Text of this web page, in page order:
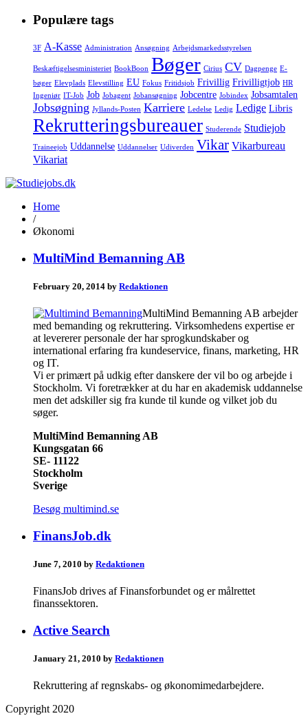
Populære tags
3F A-Kasse Administration Ansøgning Arbejdsmarkedsstyrelsen
Beskæftigelsesministeriet BookBoon Bøger Cirius CV Dagpenge E-
bøger Elevplads Elevstilling EU Fokus Fritidsjob Frivillig Frivilligtjob HR
Ingeniør IT-Job Job Jobagent Jobansøgning Jobcentre Jobindex Jobsamtalen
Jobsøgning Jyllands-Posten Karriere Ledelse Ledig Ledige Libris
Rekrutteringsbureauer Studerende Studiejob
Traineejob Uddannelse Uddannelser Udiverden Vikar Vikarbureau
Vikariat
Home
/
Økonomi
MultiMind Bemanning AB
February 20, 2014 by Redaktionen
MultiMind Bemanning AB arbejder
med bemanding og rekruttering. Virksomhedens expertise er
at levererer personale der har sprogkundskaber og
international erfaring fra kundeservice, finans, marketing, HR
og IT.
Vi er primært på udkig efter danskere der vil bo og arbejde i
Stockholm. Vi foretrækker at du har en akademisk uddannelse
men det adskiller sig fra kunde til kunde og vilket job du
søger.
MultiMind Bemanning AB
Kungsgatan 66
SE- 11122
Stockholm
Sverige
Besøg multimind.se
FinansJob.dk
June 7, 2010 by Redaktionen
FinansJob drives af Finansforbundet og er målrettet
finanssektoren.
Active Search
January 21, 2010 by Redaktionen
Rekruttering af regnskabs- og økonomimedarbejdere.
Copyright 2020